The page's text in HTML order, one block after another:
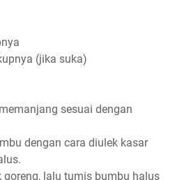
(jika suka)
sesuai dengan
dengan cara diulek kasar
lalu tumis bumbu halus